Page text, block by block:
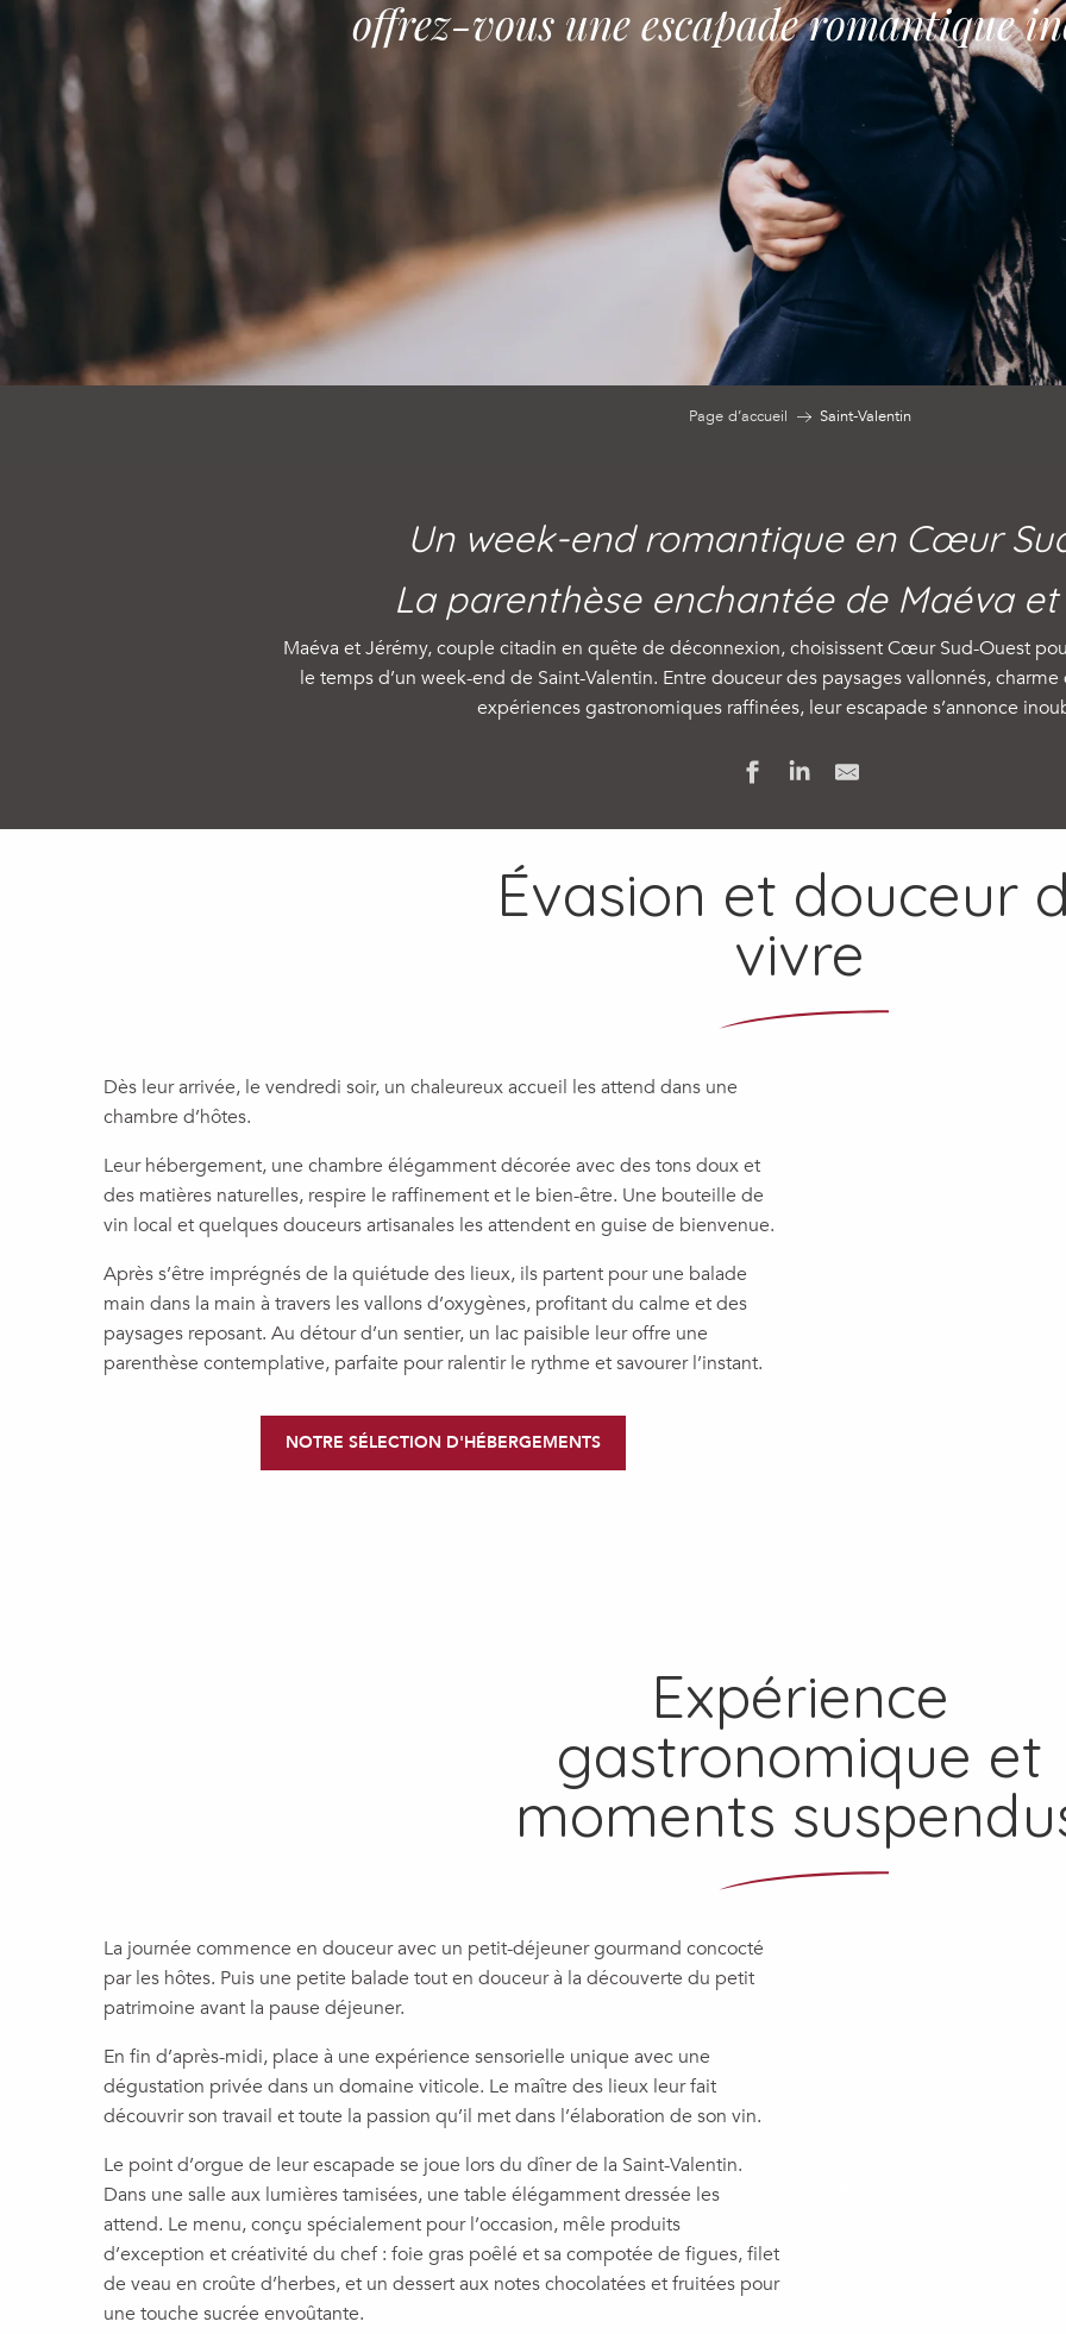
offrez-vous une escapade romantique
Page d’accueil Saint-Valentin
Un week-end romantique en Cœur
La parenthèse enchantée de Maéva
Maéva et Jérémy, couple citadin en quête de déconnexion, choisissent Cœur Sud-Ouest
le temps d’un week-end de Saint-Valentin. Entre douceur des paysages vallonnés,
expériences gastronomiques raffinées, leur escapade s’annonce
Évasion et douceur
vivre
Dès leur arrivée, le vendredi soir, un chaleureux accueil les attend dans une
chambre d’hôtes.
Leur hébergement, une chambre élégamment décorée avec des tons doux et
des matières naturelles, respire le raffinement et le bien-être. Une bouteille de
vin local et quelques douceurs artisanales les attendent en guise de bienvenue.
Après s’être imprégnés de la quiétude des lieux, ils partent pour une balade
main dans la main à travers les vallons d’oxygènes, profitant du calme et des
paysages reposant. Au détour d’un sentier, un lac paisible leur offre une
parenthèse contemplative, parfaite pour ralentir le rythme et savourer l’instant.
NOTRE SÉLECTION D'HÉBERGEMENTS
Expérience
gastronomique et
moments
La journée commence en douceur avec un petit-déjeuner gourmand concocté
par les hôtes. Puis une petite balade tout en douceur à la découverte du petit
patrimoine avant la pause déjeuner.
En fin d’après-midi, place à une expérience sensorielle unique avec une
dégustation privée dans un domaine viticole. Le maître des lieux leur fait
découvrir son travail et toute la passion qu’il met dans l’élaboration de son vin.
Le point d’orgue de leur escapade se joue lors du dîner de la Saint-Valentin.
Dans une salle aux lumières tamisées, une table élégamment dressée les
attend. Le menu, conçu spécialement pour l’occasion, mêle produits
d’exception et créativité du chef : foie gras poêlé et sa compotée de figues, filet
de veau en croûte d’herbes, et un dessert aux notes chocolatées et fruitées pour
une touche sucrée envoûtante.